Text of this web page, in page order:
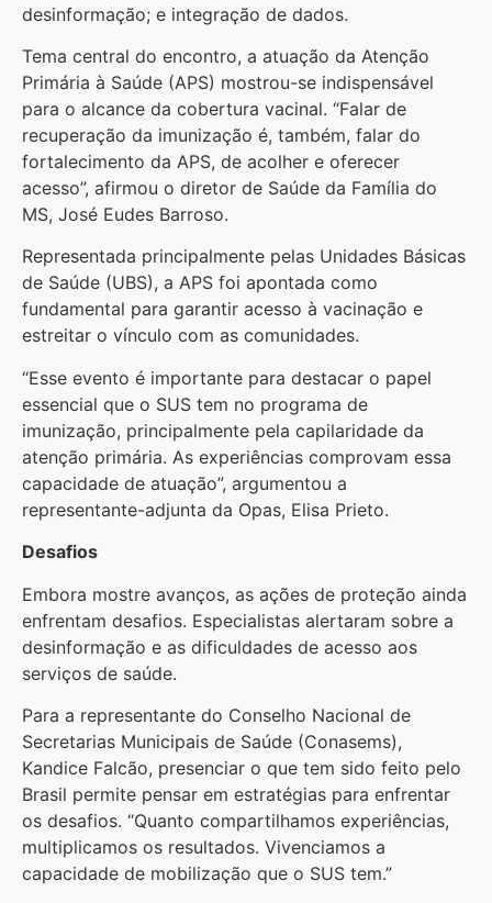
desinformação; e integração de dados.
Tema central do encontro, a atuação da Atenção
Primária à Saúde (APS) mostrou-se indispensável
para o alcance da cobertura vacinal. “Falar de
recuperação da imunização é, também, falar do
fortalecimento da APS, de acolher e oferecer
acesso”, afirmou o diretor de Saúde da Família do
MS, José Eudes Barroso.
Representada principalmente pelas Unidades Básicas
de Saúde (UBS), a APS foi apontada como
fundamental para garantir acesso à vacinação e
estreitar o vínculo com as comunidades.
“Esse evento é importante para destacar o papel
essencial que o SUS tem no programa de
imunização, principalmente pela capilaridade da
atenção primária. As experiências comprovam essa
capacidade de atuação”, argumentou a
representante-adjunta da Opas, Elisa Prieto.
Desafios
Embora mostre avanços, as ações de proteção ainda
enfrentam desafios. Especialistas alertaram sobre a
desinformação e as dificuldades de acesso aos
serviços de saúde.
Para a representante do Conselho Nacional de
Secretarias Municipais de Saúde (Conasems),
Kandice Falcão, presenciar o que tem sido feito pelo
Brasil permite pensar em estratégias para enfrentar
os desafios. “Quanto compartilhamos experiências,
multiplicamos os resultados. Vivenciamos a
capacidade de mobilização que o SUS tem.”